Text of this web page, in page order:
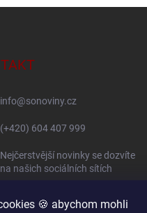
🍪 abychom mohli
info@sonoviny.cz
(+420) 604 407 999
Nejčerstvější novinky se dozvíte
na našich sociálních sítích